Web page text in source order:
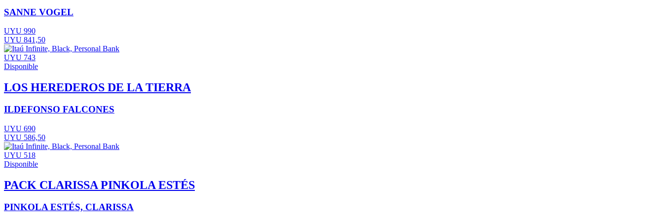
SANNE VOGEL
UYU 990
UYU 841,50
UYU 743
Disponible
LOS HEREDEROS DE LA TIERRA
ILDEFONSO FALCONES
UYU 690
UYU 586,50
UYU 518
Disponible
PACK CLARISSA PINKOLA ESTÉS
PINKOLA ESTÉS, CLARISSA